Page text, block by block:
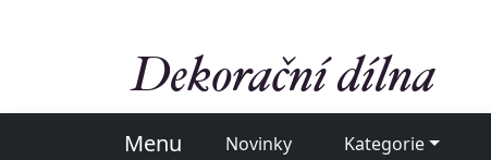
Menu Novinky Kategorie